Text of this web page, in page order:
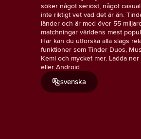
söker något seriöst, något
inte riktigt vet vad det är än.
länder och är med över 55
matchningar världens mest
Här kan du utforska alla slags
funktioner som Tinder Duos,
Kemi och mycket mer. Ladda
eller Android.
svenska